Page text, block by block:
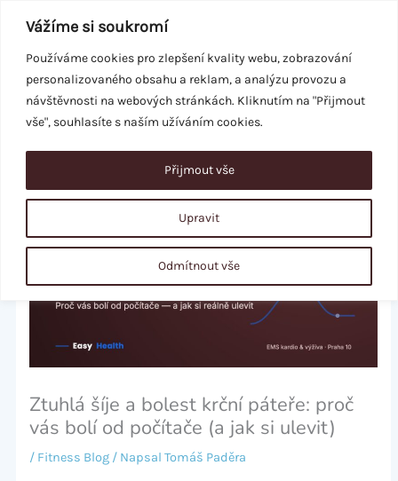
Vážíme si soukromí
Používáme cookies pro zlepšení kvality webu, zobrazování
personalizovaného obsahu a reklam, a analýzu provozu a
návštěvnosti na webových stránkách. Kliknutím na "Přijmout
vše", souhlasíte s naším užíváním cookies.
Upravit
Odmítnout vše
Přijmout vše
obsah
REZERVACE
Ztuhlá šíje a bolest krční páteře: proč
vás bolí od počítače (a jak si ulevit)
/ Fitness Blog/ Napsal Tomáš Paděra